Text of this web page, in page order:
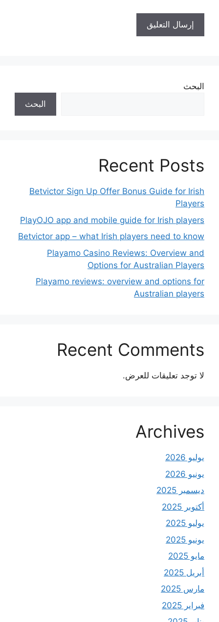
البحث
البحث
Recent Posts
Betvictor Sign Up Offer Bonus Guide for Irish
Players
PlayOJO app and mobile guide for Irish players
Betvictor app – what Irish players need to know
Playamo Casino Reviews: Overview and
Options for Australian Players
Playamo reviews: overview and options for
Australian players
Recent Comments
لا توجد تعليقات للعرض.
Archives
يوليو 2026
يونيو 2026
ديسمبر 2025
أكتوبر 2025
يوليو 2025
يونيو 2025
مايو 2025
أبريل 2025
مارس 2025
فبراير 2025